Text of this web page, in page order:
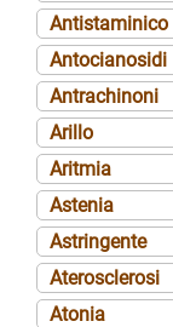
Antistaminico
Antocianosidi
Antrachinoni
Arillo
Aritmia
Astenia
Astringente
Aterosclerosi
Atonia